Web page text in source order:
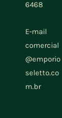
6468
E-mail
comercial
@emporio
seletto.co
m.br